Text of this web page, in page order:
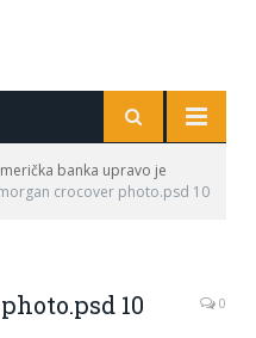
banka upravo je
crocover photo.psd 10
10 0